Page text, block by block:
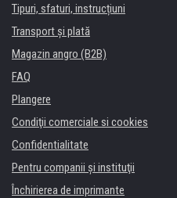
Tipuri, sfaturi, instrucțiuni
Transport şi plată
Magazin angro (B2B)
FAQ
Plangere
Condiţii comerciale si cookies
Confidentialitate
Pentru companii și instituţii
Închirierea de imprimante